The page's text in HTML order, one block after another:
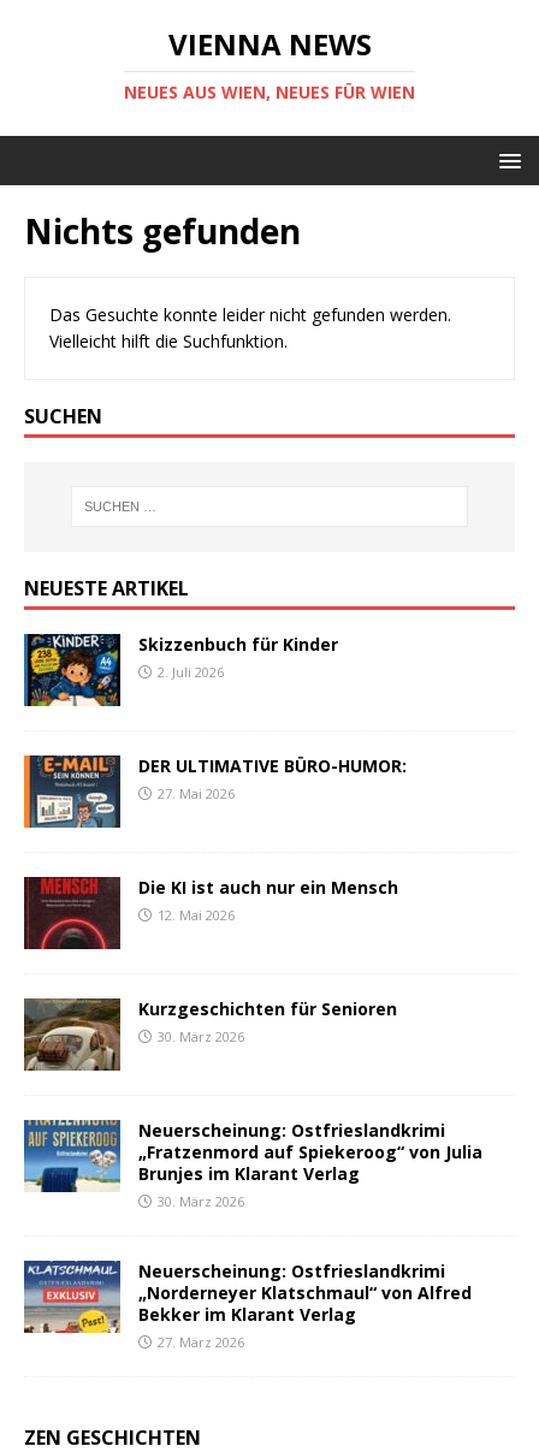
VIENNA NEWS
NEUES AUS WIEN, NEUES FÜR WIEN
Nichts gefunden
Das Gesuchte konnte leider nicht gefunden werden.
Vielleicht hilft die Suchfunktion.
SUCHEN
NEUESTE ARTIKEL
Skizzenbuch für Kinder
2. Juli 2026
DER ULTIMATIVE BÜRO-HUMOR:
27. Mai 2026
Die KI ist auch nur ein Mensch
12. Mai 2026
Kurzgeschichten für Senioren
30. März 2026
Neuerscheinung: Ostfrieslandkrimi
„Fratzenmord auf Spiekeroog“ von Julia
Brunjes im Klarant Verlag
30. März 2026
Neuerscheinung: Ostfrieslandkrimi
„Norderneyer Klatschmaul“ von Alfred
Bekker im Klarant Verlag
27. März 2026
ZEN GESCHICHTEN